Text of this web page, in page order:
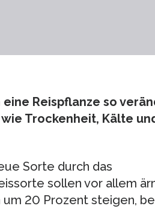
eine Reispflanze so
Trockenheit, Kälte
Sorte durch das
sollen vor allem
20 Prozent steigen,